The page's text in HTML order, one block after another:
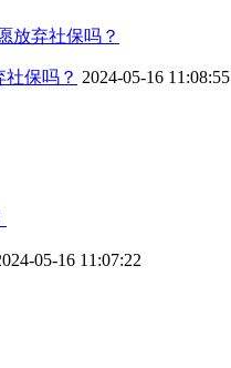
保吗？ 2024-05-16 11:08:55
05-16 11:07:22